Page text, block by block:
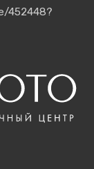
452448?